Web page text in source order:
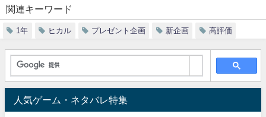
関連キーワード
1年 ヒカル プレゼント企画 新企画 高評価
人気ゲーム・ネタバレ特集